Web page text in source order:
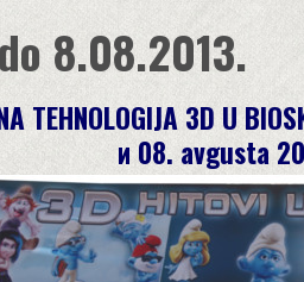
8.08.2013.
TEHNOLOGIJA 3D U
и 08. avgusta